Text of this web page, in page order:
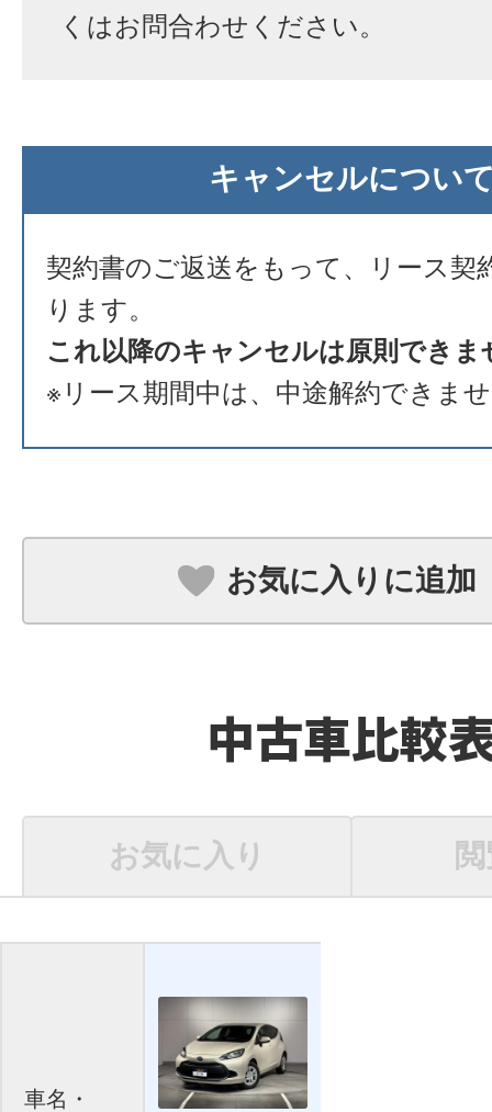
くはお問合わせください。
キャンセルについ
契約書のご返送をもって、リース契
ります。
これ以降のキャンセルは原則できま
※リース期間中は、中途解約できま
お気に入りに追加
中古車比較
お気に入り
車名・